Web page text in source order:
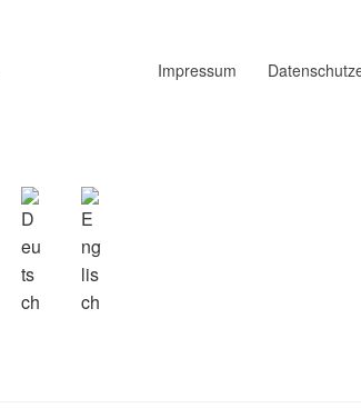
Impressum